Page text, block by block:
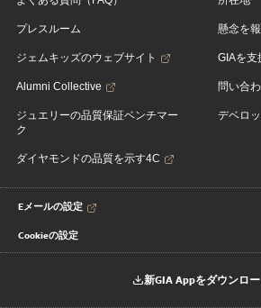
プレスルーム
ジェムキッズのウェブサイト
Alumni Collective
ジュエリーの品質保証ベンチマー
ク
ダイヤモンドの品質を示す4C
懸念を
GIAを支
問い合
デベロ
Eメールの設定
Cookieの設定
新GIA Appをダウンロ